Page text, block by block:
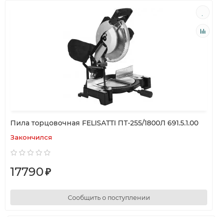
Пила торцовочная FELISATTI ПТ-255/1800Л 691.5.1.00
Закончился
17790₽
Сообщить о поступлении